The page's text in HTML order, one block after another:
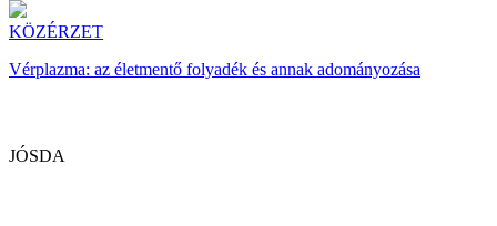
KÖZÉRZET
Vérplazma: az életmentő folyadék és annak adományozása
JÓSDA